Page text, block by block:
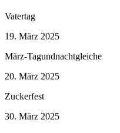
Vatertag
19. März 2025
März-Tagundnachtgleiche
20. März 2025
Zuckerfest
30. März 2025